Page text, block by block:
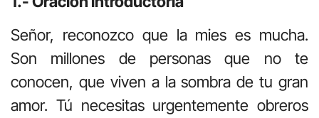
Señor, reconozco que la mies es mucha.
Son millones de personas que no te
conocen, que viven a la sombra de tu gran
amor. Tú necesitas urgentemente obreros